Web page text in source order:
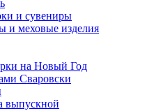
и сувениры
и меховые изделия
на Новый Год
Сваровски
выпускной